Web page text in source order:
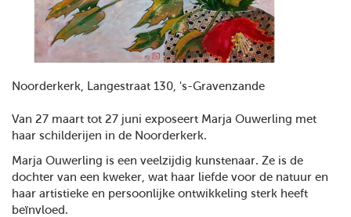
Noorderkerk, Langestraat 130, 's-Gravenzande
Van 27 maart tot 27 juni exposeert Marja Ouwerling met
haar schilderijen in de Noorderkerk.
Marja Ouwerling is een veelzijdig kunstenaar. Ze is de
dochter van een kweker, wat haar liefde voor de natuur en
haar artistieke en persoonlijke ontwikkeling sterk heeft
beïnvloed.